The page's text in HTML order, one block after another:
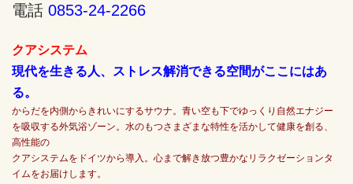
電話 0853-24-2266
クアシステム
現代を生きる人、ストレス解消できる空間がここにはあ
る。
からだを内側からきれいにするサウナ。青い空も下でゆっくり自然エナジー
を吸収する外気浴ゾーン。水のもつさまざまな特性を活かして健康を創る、
高性能の
クアシステムをドイツから導入。心まで解き放つ豊かなリラクゼーションタ
イムをお届けします。